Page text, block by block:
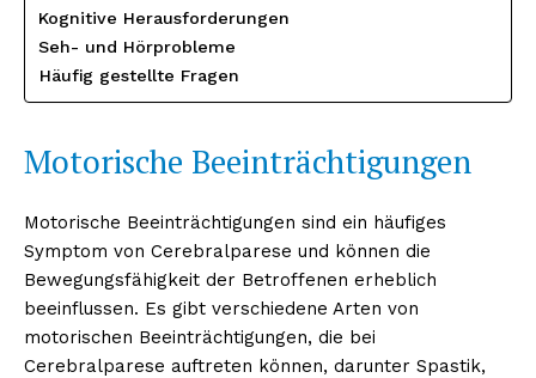
Kognitive Herausforderungen
Seh- und Hörprobleme
Häufig gestellte Fragen
Motorische Beeinträchtigungen
Motorische Beeinträchtigungen sind ein häufiges
Symptom von Cerebralparese und können die
Bewegungsfähigkeit der Betroffenen erheblich
beeinflussen. Es gibt verschiedene Arten von
motorischen Beeinträchtigungen, die bei
Cerebralparese auftreten können, darunter Spastik,